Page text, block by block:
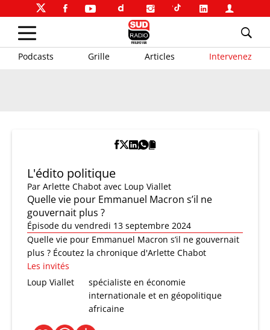
Podcasts Grille Articles Intervenez
L'édito politique
Par Arlette Chabot avec Loup Viallet
Quelle vie pour Emmanuel Macron s’il ne
gouvernait plus ?
Épisode du vendredi 13 septembre 2024
Quelle vie pour Emmanuel Macron s’il ne gouvernait
plus ? Écoutez la chronique d'Arlette Chabot
Les invités
Loup Viallet
spécialiste en économie
internationale et en géopolitique
africaine